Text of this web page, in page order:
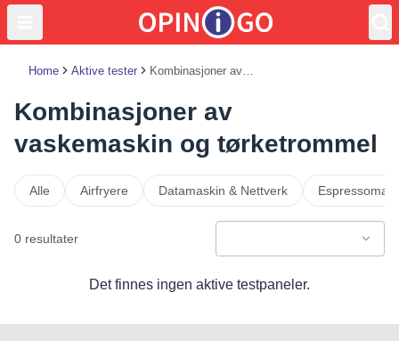
Home Aktive tester
Kombinasjoner av
vaskemaskin og tørketrommel
Alle Airfryere Datamaskin & Nettverk
0 resultater
Det finnes ingen aktive testpaneler.